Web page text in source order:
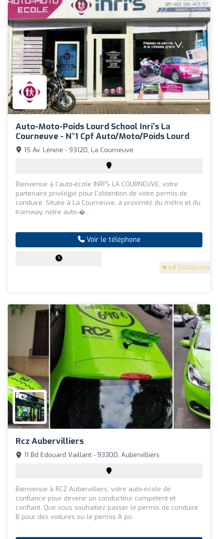
Auto-Moto-Poids Lourd School Inri's La
Courneuve - N°1 Cpf Auto/Moto/Poids Lourd
4.8 (200 Opinions)
15 Av. Lénine - 93120, La Courneuve
Bienvenue à l'auto-école INRI'S LA COURNEUVE, votre
partenaire privilégié pour l'obtention de votre permis de
conduire. Située à La Courneuve, à proximité du métro et du
tramway, notre auto-�...
Voir le téléphone
Rcz Aubervilliers
11 Bd Edouard Vaillant - 93300, Aubervilliers
Bienvenue à RCZ Aubervilliers, votre auto-école de
confiance pour devenir un conducteur compétent et
confiant. Que vous souhaitiez passer le permis de conduire
B pour des voitures ou le permis A po...